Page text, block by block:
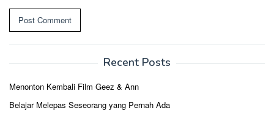
Recent Posts
Menonton Kembali Film Geez & Ann
Belajar Melepas Seseorang yang Pernah Ada